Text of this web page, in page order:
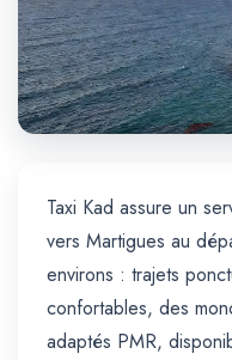
Taxi Kad assure un
vers Martigues au
environs : trajets
confortables, des
adaptés PMR,